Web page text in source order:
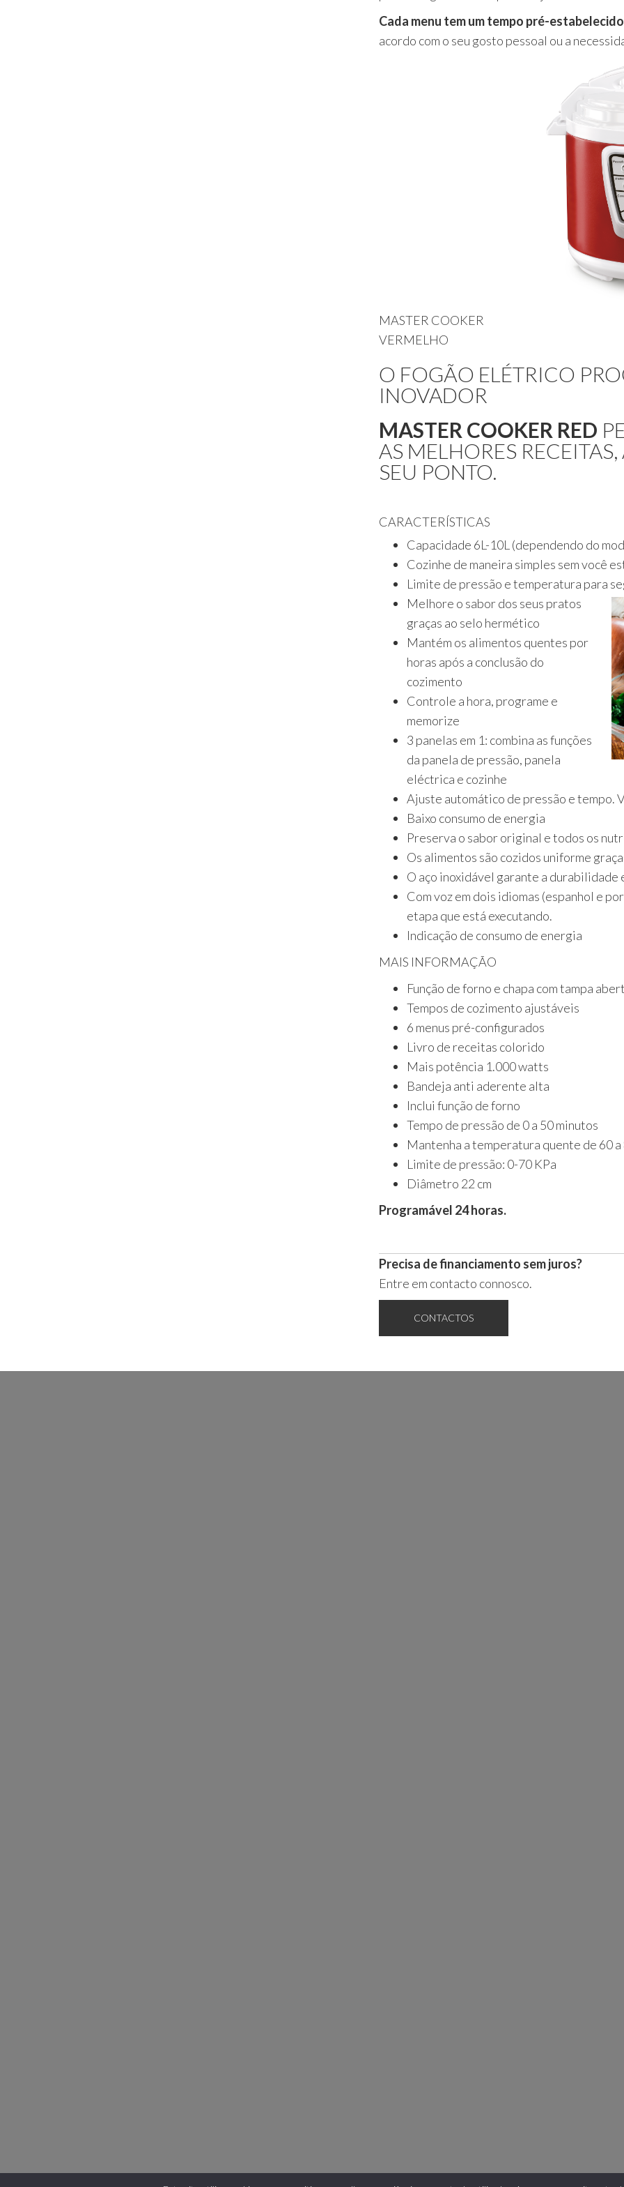
.Cada menu tem um tempo pré-
acordo com o seu gosto pessoal ou a
MASTER COOKER
VERMELHO
O FOGÃO ELÉTRICO
INOVADOR
MASTER COOKER RED
AS MELHORES
SEU PONTO.
CARACTERÍSTICAS
Capacidade 6L-10L (dependendo do
Cozinhe de maneira simples sem você
Limite de pressão e temperatura para
Melhore o sabor dos seus pratos
graças ao selo hermético
Mantém os alimentos quentes por
horas após a conclusão do
cozimento
Controle a hora, programe e
memorize
3 panelas em 1: combina as funções
da panela de pressão, panela
eléctrica e cozinhe
Ajuste automático de pressão e tempo.
Baixo consumo de energia
Preserva o sabor original e todos os
Os alimentos são cozidos uniforme
O aço inoxidável garante a durabilidade
Com voz em dois idiomas (espanhol e
etapa que está executando.
Indicação de consumo de energia
MAIS INFORMAÇÃO
Função de forno e chapa com tampa
Tempos de cozimento ajustáveis
6 menus pré-configurados
Livro de receitas colorido
Mais potência 1.000 watts
Bandeja anti aderente alta
Inclui função de forno
Tempo de pressão de 0 a 50 minutos
Mantenha a temperatura quente de 60 a
Limite de pressão: 0-70 KPa
Diâmetro 22 cm
Programável 24 horas.
Precisa de financiamento sem juros?
Entre em contacto connosco.
CONTACTOS